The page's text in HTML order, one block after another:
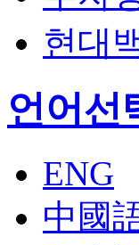
현대
언어선
ENG
中國